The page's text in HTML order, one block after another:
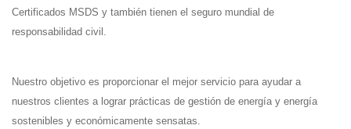
Certificados MSDS y también tienen el seguro mundial de
responsabilidad civil.
Nuestro objetivo es proporcionar el mejor servicio para ayudar a
nuestros clientes a lograr prácticas de gestión de energía y energía
sostenibles y económicamente sensatas.